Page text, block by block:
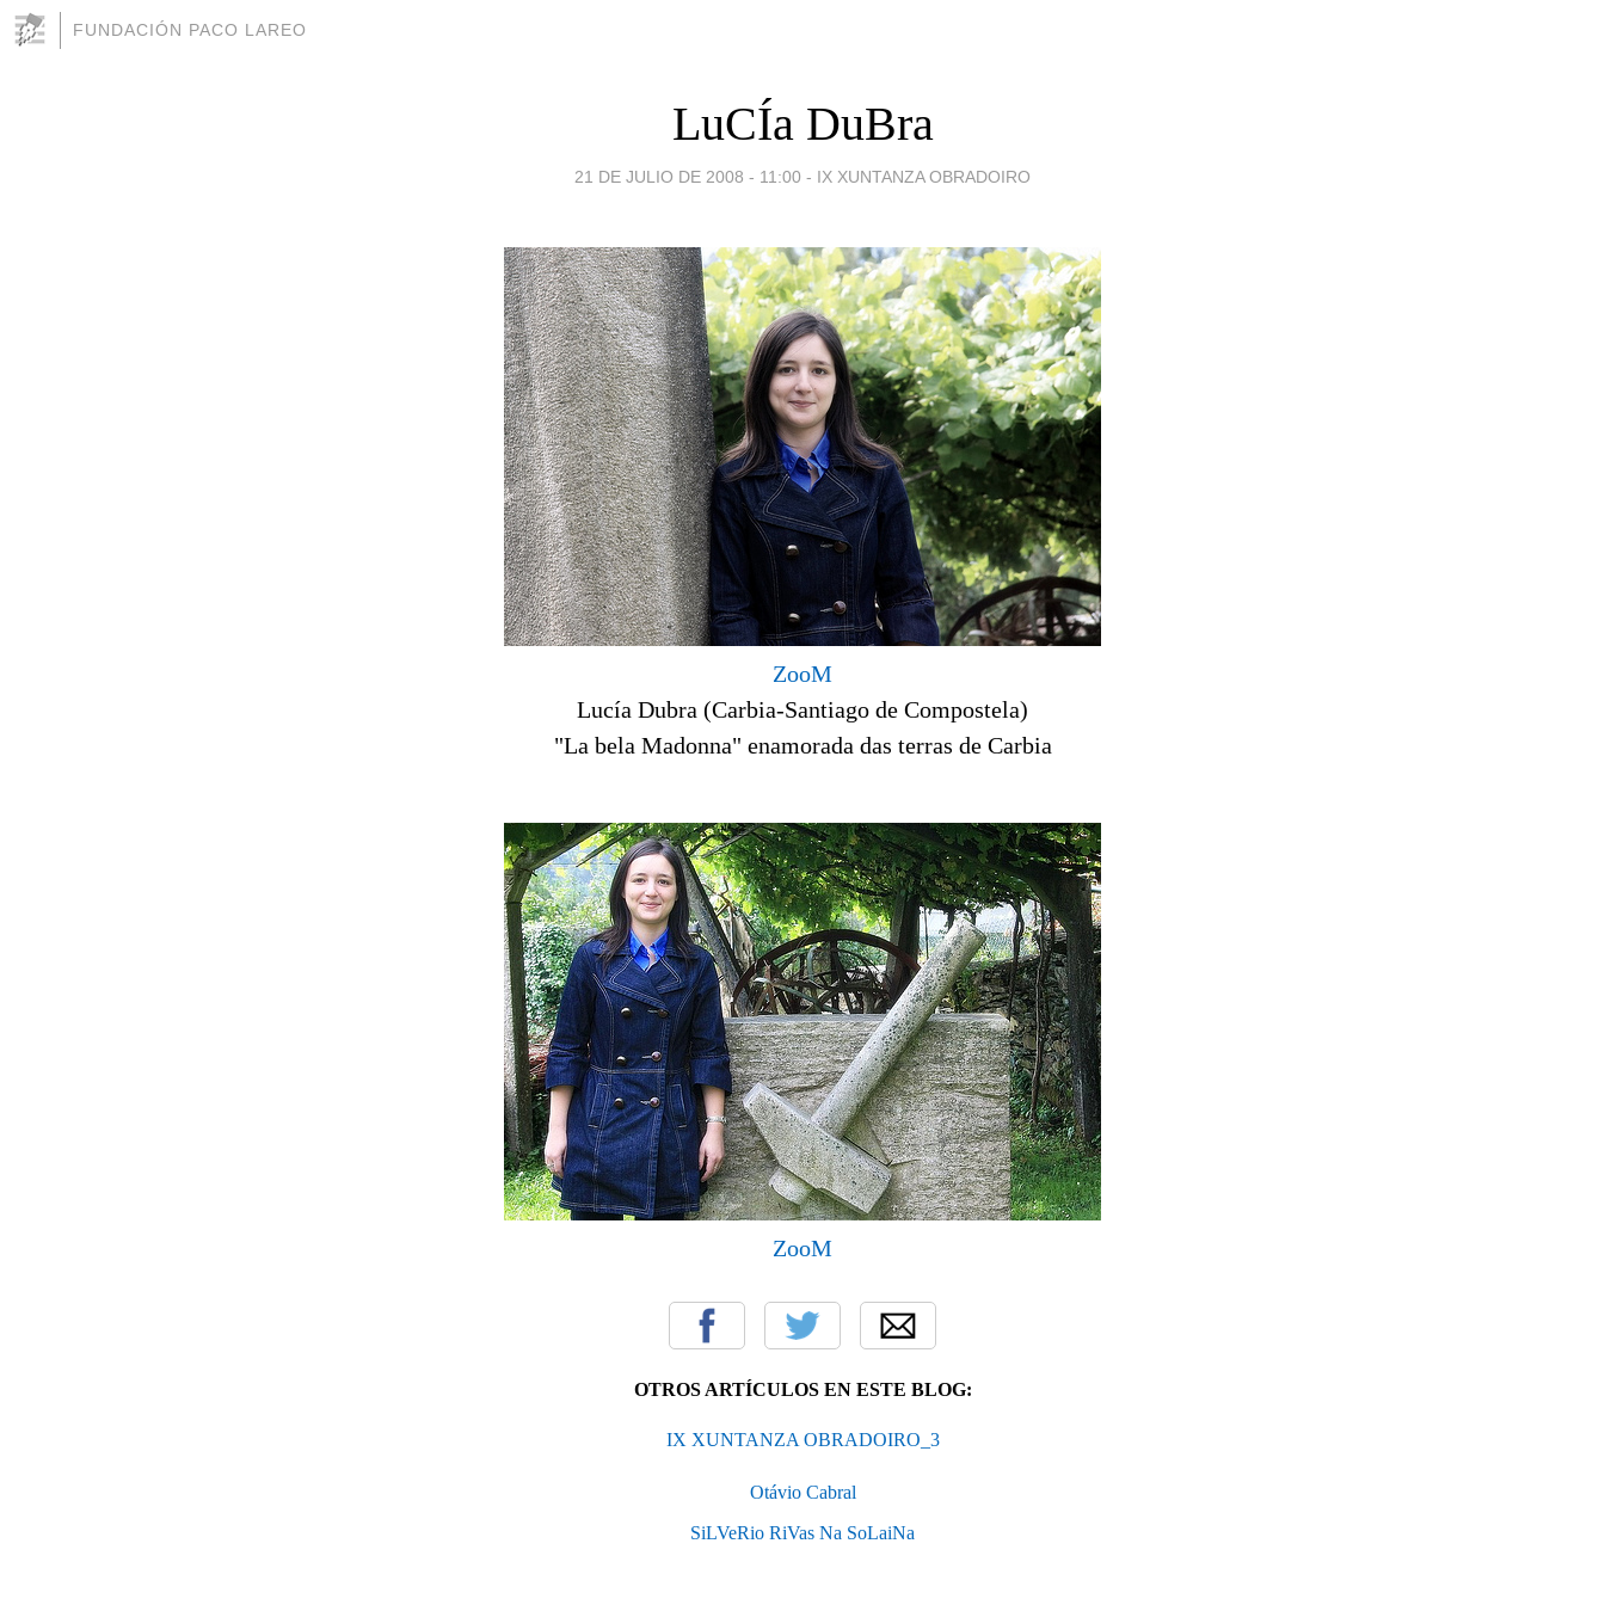
FUNDACIÓN PACO LAREO
LuCÍa DuBra
21 DE JULIO DE 2008 - 11:00 - IX XUNTANZA OBRADOIRO
ZooM
Lucía Dubra (Carbia-Santiago de Compostela)
"La bela Madonna" enamorada das terras de Carbia
ZooM
OTROS ARTÍCULOS EN ESTE BLOG:
IX XUNTANZA OBRADOIRO_3
Otávio Cabral
SiLVeRio RiVas Na SoLaiNa